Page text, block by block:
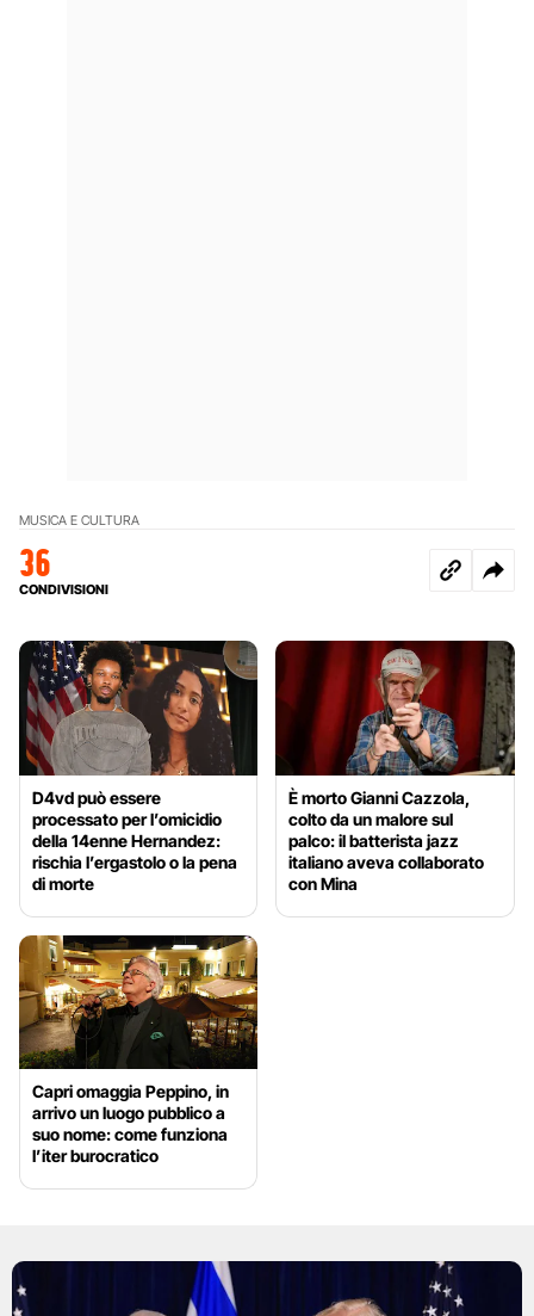
MUSICA E CULTURA
36
CONDIVISIONI
D4vd può essere
processato per l’omicidio
della 14enne Hernandez:
rischia l’ergastolo o la pena
di morte
È morto Gianni Cazzola,
colto da un malore sul
palco: il batterista jazz
italiano aveva collaborato
con Mina
Capri omaggia Peppino, in
arrivo un luogo pubblico a
suo nome: come funziona
l’iter burocratico